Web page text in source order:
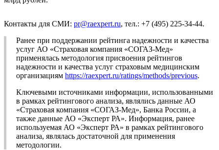
Контакты для СМИ: pr@raexpert.ru, тел.: +7 (495) 225-34-44.
Ранее при поддержании рейтинга надежности и качества
услуг АО «Страховая компания «СОГАЗ-Мед»
применялась методология присвоения рейтингов
надежности и качества услуг страховым медицинским
организациям https://raexpert.ru/ratings/methods/previous.
Ключевыми источниками информации, использованными
в рамках рейтингового анализа, являлись данные АО
«Страховая компания «СОГАЗ-Мед», Банка России, а
также данные АО «Эксперт РА». Информация, ранее
используемая АО «Эксперт РА» в рамках рейтингового
анализа, являлась достаточной для применения
методологии.